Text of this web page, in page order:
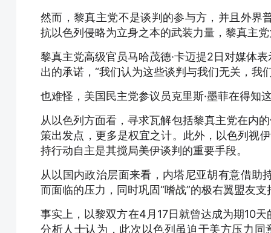
然而，黎真主党不是谈判的参与方，并且外界
抗以色列侵略为立身之本的武装力量，黎真主
黎真主党高级官员马哈茂德·卡迈提2日对媒体
出的承诺，“我们认为这些谈判与我们无关，我
也难怪，美国民主党参议员克里斯·墨菲在得知
从以色列方面看，寻求瓦解包括黎真主党在内
策出发点，更多是权宜之计。此外，以色列视
持行动自主是其搅局美伊谈判的重要手段。
从以国内政治层面来看，内塔尼亚胡有意借助
而面临的压力，同时巩固“嗜战”的极右翼盟友
事实上，以黎双方在4月17日就曾达成为期10
分析人士认为，此次以色列虽迫于美方压力